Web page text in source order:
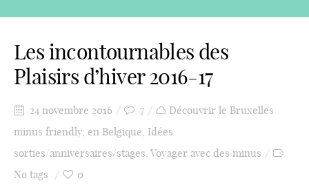
Les incontournables des
Plaisirs d’hiver 2016-17
24 novembre 2016 7
Découvrir le Bruxelles
minus friendly, en Belgique, Idées
sorties/anniversaires/stages, Voyager avec des minus
No tags
0